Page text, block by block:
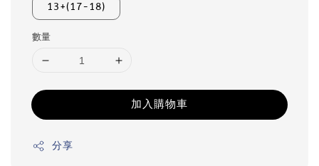
13+(17-18)
數量
加入購物車
分享